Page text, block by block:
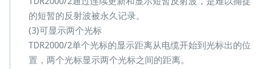
故
位
仪
的短暂的反射波被永久记录。
(3)可显示两个光标
TDR2000/2单个光标的显示距离从电缆开始到光标出的位
置，两个光标显示两个光标之间的距离。